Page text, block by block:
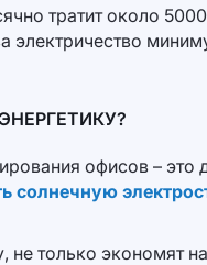
тратит около
электричество
офисов –
солнечную
только экономят